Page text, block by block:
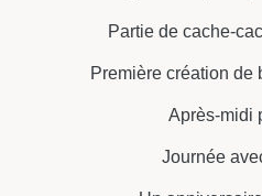
Partie de cache-
Première création de
Après-midi
Journée